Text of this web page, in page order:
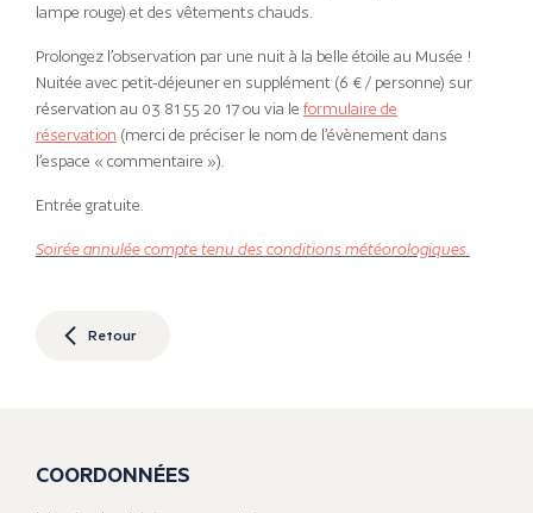
lampe rouge) et des vêtements chauds.
Prolongez l’observation par une nuit à la belle étoile au Musée !
Nuitée avec petit-déjeuner en supplément (6 € / personne) sur
réservation au 03 81 55 20 17 ou via le formulaire de
réservation (merci de préciser le nom de l’évènement dans
l’espace « commentaire »).
Entrée gratuite.
Soirée annulée compte tenu des conditions météorologiques.
Retour
COORDONNÉES